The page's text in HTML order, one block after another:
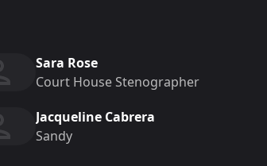
Sara Rose
Court House Stenographer
Jacqueline Cabrera
Sandy